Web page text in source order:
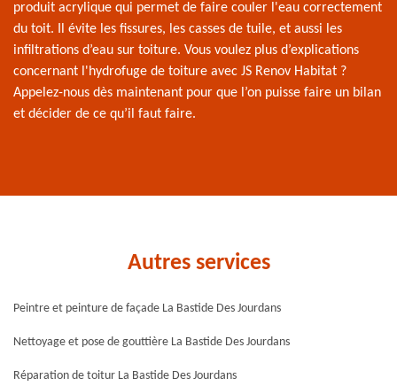
produit acrylique qui permet de faire couler l'eau correctement
du toit. Il évite les fissures, les casses de tuile, et aussi les
infiltrations d’eau sur toiture. Vous voulez plus d’explications
concernant l'hydrofuge de toiture avec JS Renov Habitat ?
Appelez-nous dès maintenant pour que l’on puisse faire un bilan
et décider de ce qu’il faut faire.
Autres services
Peintre et peinture de façade La Bastide Des Jourdans
Nettoyage et pose de gouttière La Bastide Des Jourdans
Réparation de toitur La Bastide Des Jourdans